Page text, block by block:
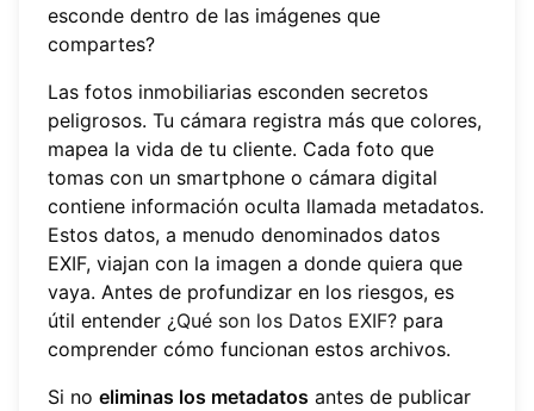
esconde dentro de las imágenes que
compartes?
Las fotos inmobiliarias esconden secretos
peligrosos. Tu cámara registra más que colores,
mapea la vida de tu cliente. Cada foto que
tomas con un smartphone o cámara digital
contiene información oculta llamada metadatos.
Estos datos, a menudo denominados datos
EXIF, viajan con la imagen a donde quiera que
vaya. Antes de profundizar en los riesgos, es
útil entender ¿Qué son los Datos EXIF? para
comprender cómo funcionan estos archivos.
Si no eliminas los metadatos antes de publicar